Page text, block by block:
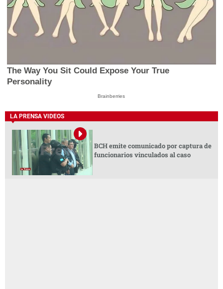
The Way You Sit Could Expose Your True
Personality
Brainberries
LA PRENSA VIDEOS
BCH emite comunicado por captura de
funcionarios vinculados al caso